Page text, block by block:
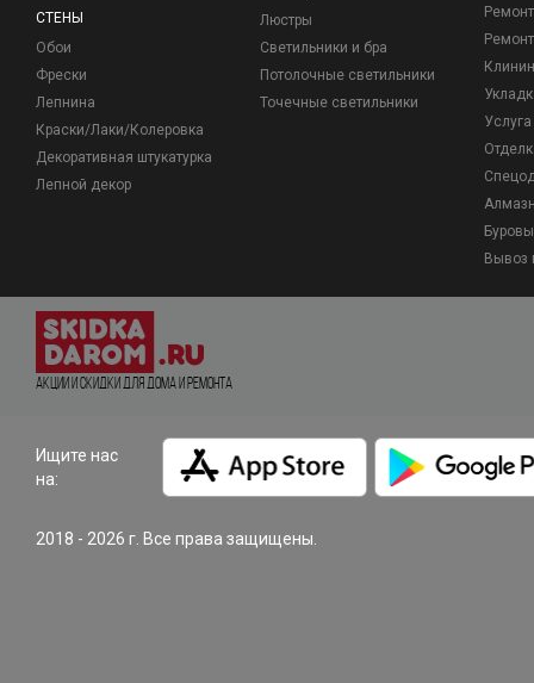
СТЕНЫ
Обои
Фрески
Лепнина
Краски/Лаки/Колеровка
Декоративная штукатурка
Лепной декор
Люстры
Светильники и бра
Потолочные светильники
Точечные светильники
Вывоз
Акции и Скидки для дома и ремонта
Ищите нас
на:
2018 - 2026 г. Все права защищены.